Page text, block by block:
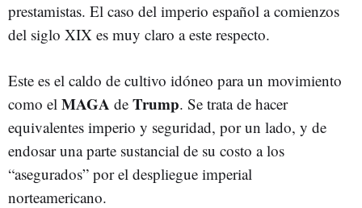
prestamistas. El caso del imperio español a comienzos
del siglo XIX es muy claro a este respecto.
Este es el caldo de cultivo idóneo para un movimiento
como el MAGA de Trump. Se trata de hacer
equivalentes imperio y seguridad, por un lado, y de
endosar una parte sustancial de su costo a los
“asegurados” por el despliegue imperial
norteamericano.